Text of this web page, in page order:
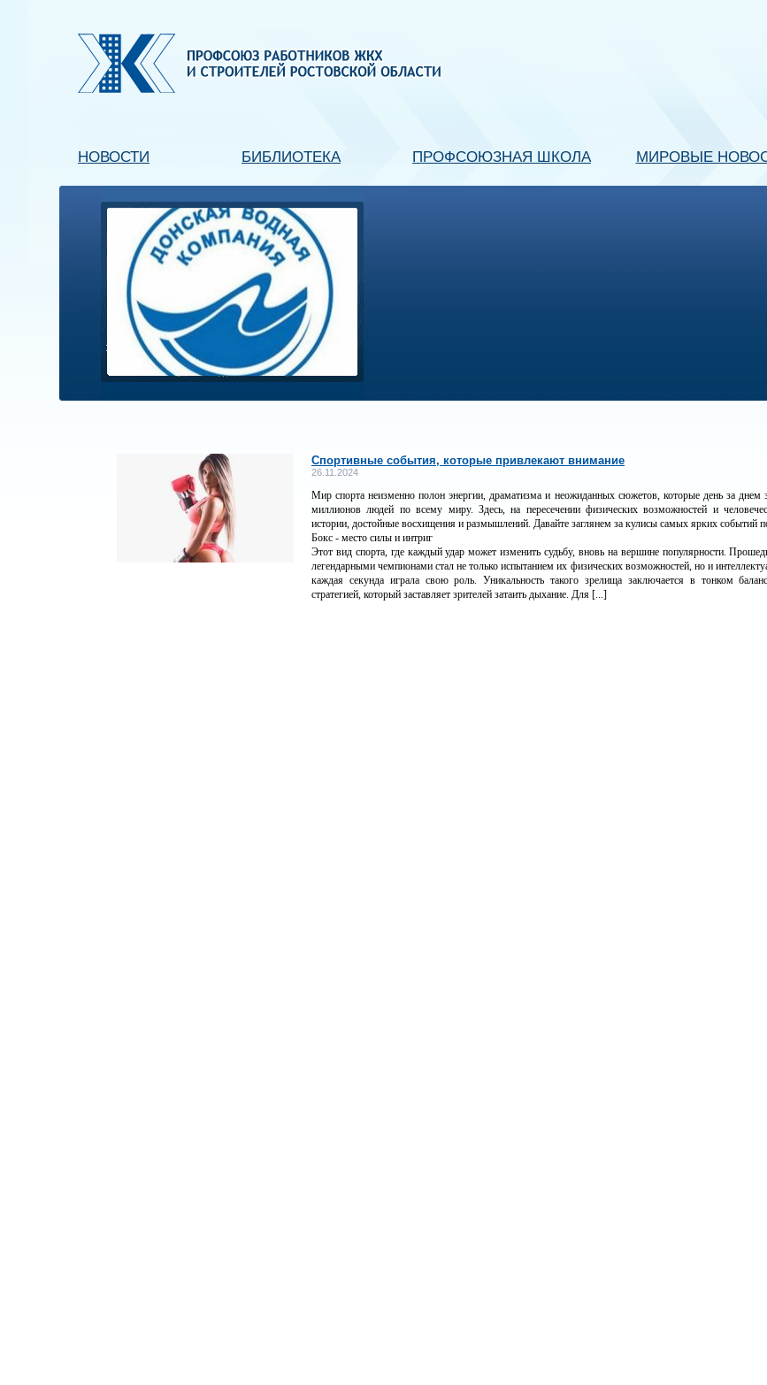
НОВОСТИ БИБЛИОТЕКА ПРОФСОЮЗНАЯ ШКОЛА МИРОВЫЕ
Спортивные события, которые привлекают внимание
26.11.2024
Мир спорта неизменно полон энергии, драматизма и неожиданных сюжетов, которые день за днем
миллионов людей по всему миру. Здесь, на пересечении физических возможностей и
истории, достойные восхищения и размышлений. Давайте заглянем за кулисы самых ярких событий
Бокс - место силы и интриг
Этот вид спорта, где каждый удар может изменить судьбу, вновь на вершине популярности.
легендарными чемпионами стал не только испытанием их физических возможностей, но и
каждая секунда играла свою роль. Уникальность такого зрелища заключается в тонком
стратегией, который заставляет зрителей затаить дыхание. Для [...]